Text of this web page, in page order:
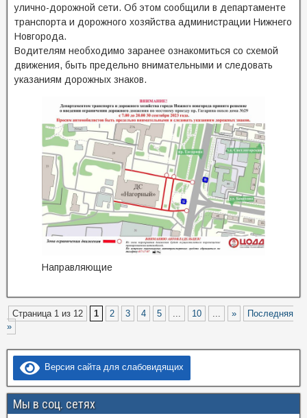
улично-дорожной сети. Об этом сообщили в департаменте
транспорта и дорожного хозяйства администрации Нижнего
Новгорода.
Водителям необходимо заранее ознакомиться со схемой
движения, быть предельно внимательными и следовать
указаниям дорожных знаков.
Направляющие
Страница 1 из 12 1 2 3 4 5 10 »
Последняя
»
Версия сайта для слабовидящих
Мы в соц. сетях